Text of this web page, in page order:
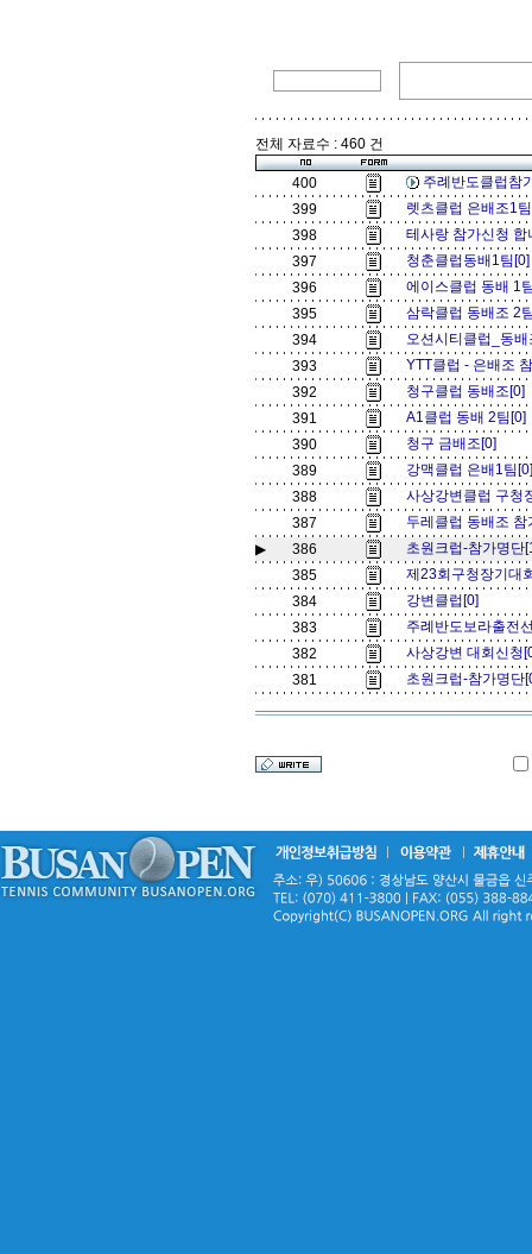
전체 자료수 : 460 건
400
주례반도클럽참
399
렛츠클럽 은배조1
398
테사랑 참가신청
397
청춘클럽동배1팀
396
에이스클럽 동배 1
395
삼락클럽 동배조 2
394
오션시티클럽_동
393
YTT클럽 - 은배조
392
청구클럽 동배조[0]
391
A1클럽 동배 2팀[0]
390
청구 금배조[0]
389
강맥클럽 은배1팀
388
사상강변클럽 구
387
두레클럽 동배조
▶
386
초원크럽-참가명단
385
제23회구청장기대
384
강변클럽[0]
383
주례반도보라출전
382
사상강변 대회신
381
초원크럽-참가명